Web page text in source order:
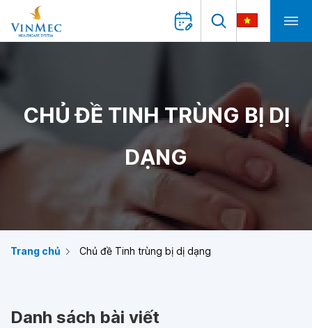
CHỦ ĐỀ TINH TRÙNG BỊ DỊ
DẠNG
Trang chủ Chủ đề Tinh trùng bị dị dạng
Danh sách bài viết